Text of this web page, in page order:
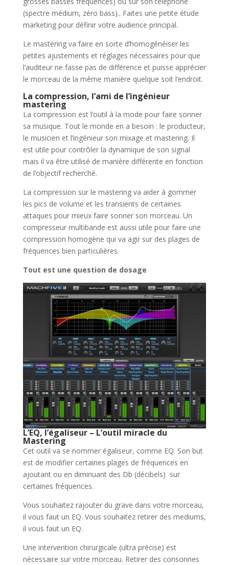
(spectre médium, zéro bass).. Faites une petite étude
marketing pour définir votre audience principal.
Le mastering va faire en sorte d’homogénéiser les
petites ajustements et réglages nécessaires pour que
l’auditeur ne fasse pas de différence et puisse apprécier
le morceau de la même manière quelque soit l’endroit.
La compression, l’ami de l’ingénieur
mastering
La compression est l’outil à la mode pour faire sonner
sa musique. Tout le monde en a besoin : le producteur,
le musicien et l’ingénieur son mixage et mastering. Il
est utile pour contrôler la dynamique de son signal
mais il va être utilisé de manière différente en fonction
de l’objectif recherché.
La compression sur le mastering va aider à gommer
les pics de volume et les transients de certaines
attaques pour mieux faire sonner son morceau. Un
compresseur multibande est aussi utile pour faire une
compression homogène qui va agir sur des plages de
fréquences bien particulières.
Tout est une question de dosage
L’EQ, l’égaliseur – L’outil miracle du
Mastering
Cet outil va se nommer égaliseur, comme EQ. Son but
est de modifier certaines plages de fréquences en
ajoutant ou en diminuant des Db (décibels) sur
certaines fréquences.
Vous souhaitez rajouter du grave dans votre morceau,
il vous faut un EQ. Vous souhaitez retirer des mediums,
il vous faut un EQ.
Une intervention chirurgicale (ultra précise) est
nécessaire sur votre morceau. Retirer des consonnes